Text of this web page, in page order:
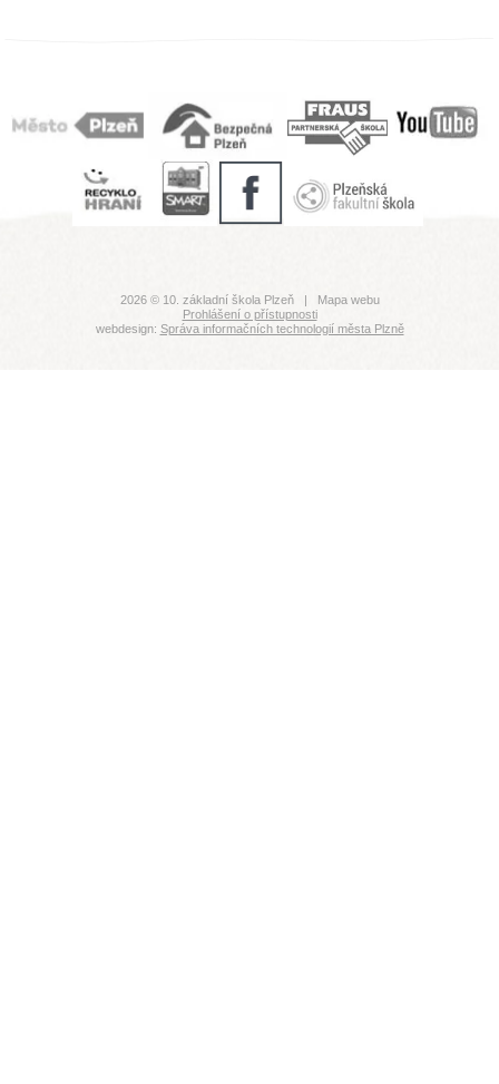
2026 © 10. základní škola Plzeň |
Mapa webu
Prohlášení o přístupnosti
webdesign: Správa informačních technologií města Plzně